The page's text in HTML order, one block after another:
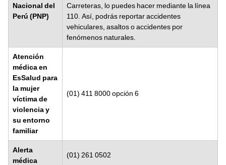
Nacional del
Perú (PNP)
Carreteras, lo puedes hacer mediante la línea
110. Así, podrás reportar accidentes
vehiculares, asaltos o accidentes por
fenómenos naturales.
Atención
médica en
EsSalud para
la mujer
víctima de
violencia y
su entorno
familiar
(01) 411 8000 opción 6
Alerta
médica
(01) 261 0502